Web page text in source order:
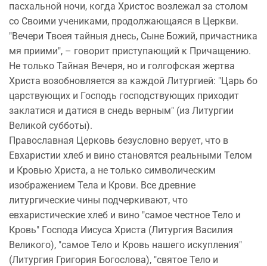
пасхальной ночи, когда Христос возлежал за столом
со Своими учениками, продолжающаяся в Церкви.
"Вечери Твоея тайныя днесь, Сыне Божий, причастника
мя приими", – говорит приступающий к Причащению.
Не только Тайная Вечеря, но и голгофская жертва
Христа возобновляется за каждой Литургией: "Царь бо
царствующих и Господь господствующих приходит
заклатися и датися в снедь верным" (из Литургии
Великой субботы).
Православная Церковь безусловно верует, что в
Евхаристии хлеб и вино становятся реальными Телом
и Кровью Христа, а не только символическим
изображением Тела и Крови. Все древние
литургические чины подчеркивают, что
евхаристические хлеб и вино "самое честное Тело и
Кровь" Господа Иисуса Христа (Литургия Василия
Великого), "самое Тело и Кровь нашего искупления"
(Литургия Григория Богослова), "святое Тело и